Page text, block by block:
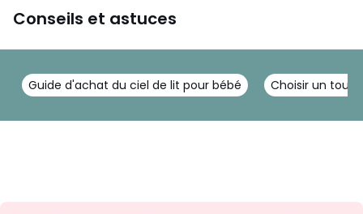
Conseils et astuces
Guide d'achat du ciel de lit pour bébé Choisir un tour